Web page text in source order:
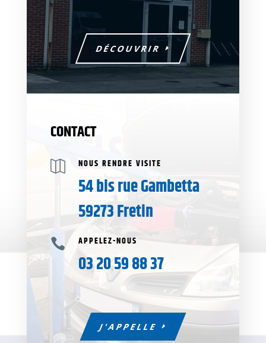
DÉCOUVRIR
CONTACT
 NOUS RENDRE VISITE
54 bis rue Gambetta
59273 Fretin
 APPELEZ-NOUS
03 20 59 88 37
J'APPELLE